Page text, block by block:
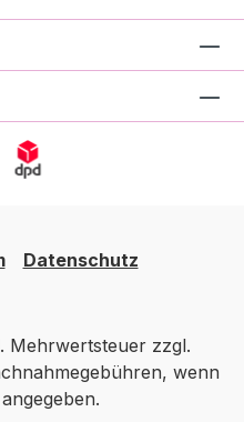
Datenschutz
Mehrwertsteuer zzgl.
wenn